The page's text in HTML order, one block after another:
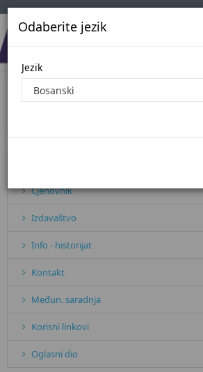
Odaberite jezik
Jezik
Javne nabavke - 2016.
Cjenovnik
Izdavaštvo
Info - historijat
Kontakt
Međun. saradnja
Korisni linkovi
Oglasni dio